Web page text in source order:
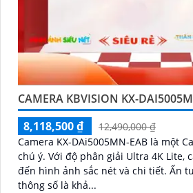
CAMERA KBVISION KX-
8,118,500 ₫
12,490,000 ₫
Camera KX-DAi5005MN-EAB là một
chú ý. Với độ phân giải Ultra 4K Lite, camera này mang
đến hình ảnh sắc nét và chi tiết. Ấn tượng ơn với những
thông số là khả...